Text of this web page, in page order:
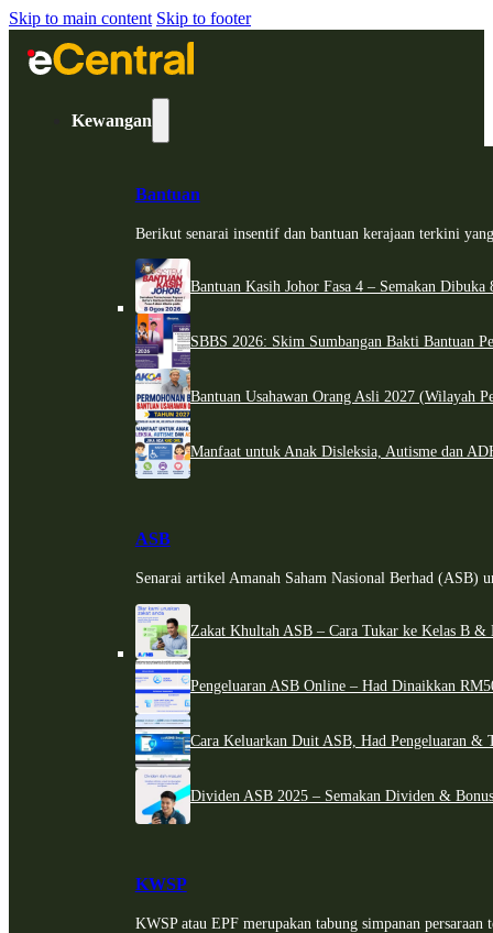
Skip to main content Skip to footer
Kewangan
Bantuan
Berikut senarai insentif dan bantuan kerajaan terkini
Bantuan Kasih Johor Fasa 4 – Semakan
SBBS 2026: Skim Sumbangan Bakti Bantuan
Bantuan Usahawan Orang Asli 2027 (Wilayah
Manfaat untuk Anak Disleksia, Autisme dan
ASB
Senarai artikel Amanah Saham Nasional Berhad (ASB)
Zakat Khultah ASB – Cara Tukar ke Kelas B &
Pengeluaran ASB Online – Had Dinaikkan
Cara Keluarkan Duit ASB, Had Pengeluaran &
Dividen ASB 2025 – Semakan Dividen &
KWSP
KWSP atau EPF merupakan tabung simpanan persaraan